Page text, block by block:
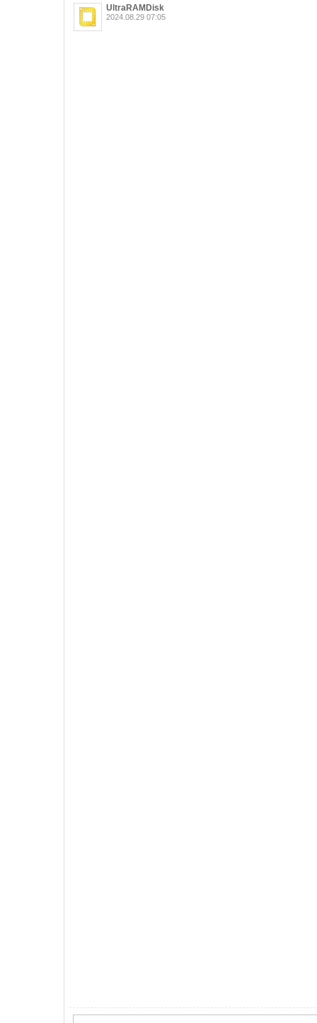
UltraRAMDisk
2024.08.29 07:05